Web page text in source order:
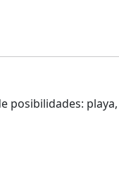
posibilidades: playa,